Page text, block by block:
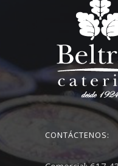
CONTÁCTENOS: